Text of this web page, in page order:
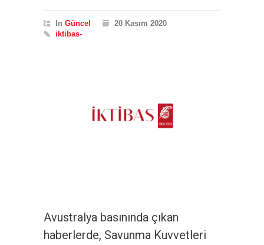
In Güncel
20 Kasım 2020
iktibas-
Avustralya basınında çıkan
haberlerde, Savunma Kuvvetleri